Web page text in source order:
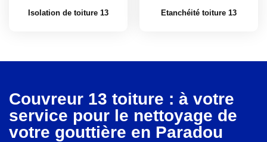
Isolation de toiture 13 Etanchéité toiture 13
Couvreur 13 toiture : à votre
service pour le nettoyage de
votre gouttière en Paradou